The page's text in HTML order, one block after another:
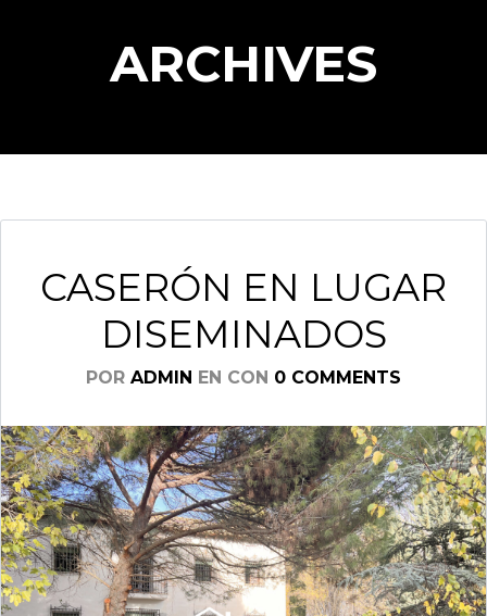
Log in
Don't have an account?Create
your account,it takes less than
a minute.
ARCHIVES
CASERÓN EN LUGAR
DISEMINADOS
POR ADMIN EN CON 0 COMMENTS